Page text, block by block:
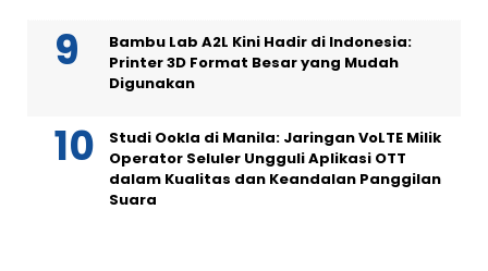
Bambu Lab A2L Kini Hadir di Indonesia:
Printer 3D Format Besar yang Mudah
Digunakan
Studi Ookla di Manila: Jaringan VoLTE Milik
Operator Seluler Ungguli Aplikasi OTT
dalam Kualitas dan Keandalan Panggilan
Suara